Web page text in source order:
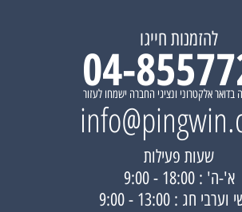
להזמנות חייגו 04-
בדואר אלקטרוני ונציגי החברה ישמחו לעזור
שעות פעילות
א'-ה' : 18:00 - 9:00
חג : 13:00 - 9:00